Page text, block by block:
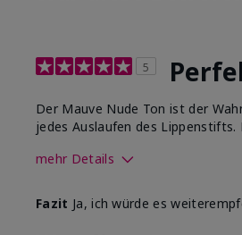
5
Der Mauve Nude Ton ist der
jedes Auslaufen des Lippenstifts.
mehr Details
Fazit Ja, ich würde es